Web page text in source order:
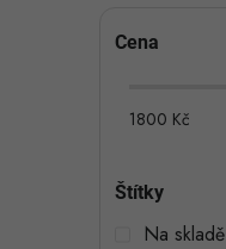
PCena
1800 Kč
Štítky
Na skladě